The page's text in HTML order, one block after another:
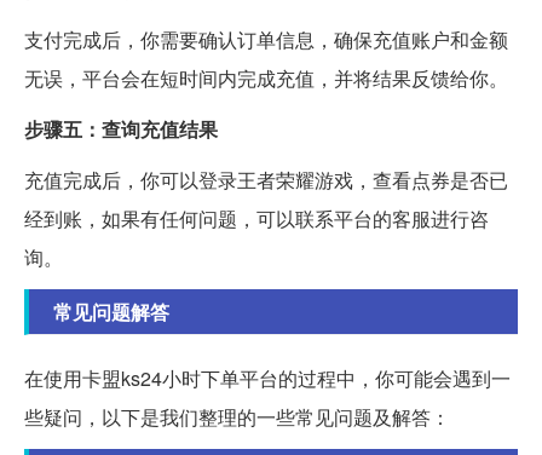
支付完成后，你需要确认订单信息，确保充值账户和金额
无误，平台会在短时间内完成充值，并将结果反馈给你。
步骤五：查询充值结果
充值完成后，你可以登录王者荣耀游戏，查看点券是否已
经到账，如果有任何问题，可以联系平台的客服进行咨
询。
常见问题解答
在使用卡盟ks24小时下单平台的过程中，你可能会遇到一
些疑问，以下是我们整理的一些常见问题及解答：